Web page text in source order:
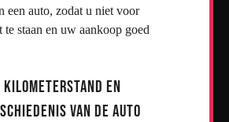
een auto, zodat u niet voor
te staan en uw aankoop goed
en
van de auto